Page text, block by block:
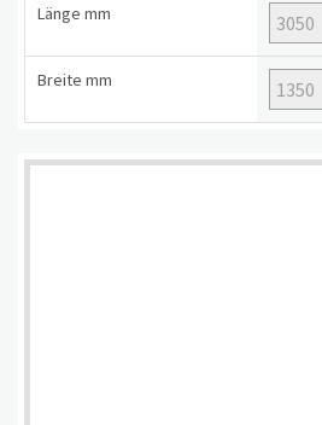
Länge mm
Breite mm